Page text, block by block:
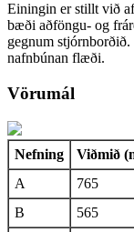
Einingin er stillt við
bæði aðföngu- og
gegnum
nafnbúnan flæði.
Vörumál
Nefning
Viðmið
A
765
B
565